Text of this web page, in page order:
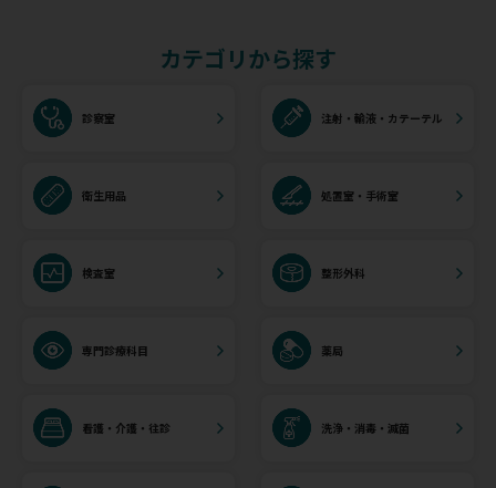
カテゴリから探す
診察室 注射・輸液・カテーテル
衛生用品 処置室・手術室
検査室 整形外科
専門診療科目 薬局
看護・介護・往診 洗浄・消毒・滅菌